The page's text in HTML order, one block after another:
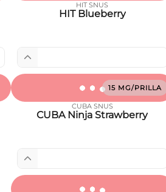
HIT SNUS
HIT Blueberry
15 MG/PRILLA
CUBA SNUS
CUBA Ninja Strawberry